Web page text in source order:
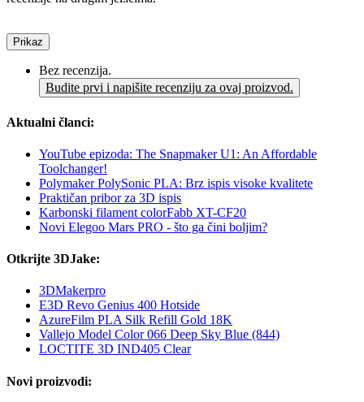
Prikaz
Bez recenzija.
Budite prvi i napišite recenziju za ovaj proizvod.
Aktualni članci:
YouTube epizoda: The Snapmaker U1: An Affordable
Toolchanger!
Polymaker PolySonic PLA: Brz ispis visoke kvalitete
Praktičan pribor za 3D ispis
Karbonski filament colorFabb XT-CF20
Novi Elegoo Mars PRO - što ga čini boljim?
Otkrijte 3DJake:
3DMakerpro
E3D Revo Genius 400 Hotside
AzureFilm PLA Silk Refill Gold 18K
Vallejo Model Color 066 Deep Sky Blue (844)
LOCTITE 3D IND405 Clear
Novi proizvodi: